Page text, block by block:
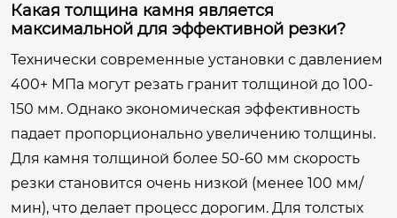
Какая толщина камня является
максимальной для эффективной резки?
Технически современные установки с давлением
400+ МПа могут резать гранит толщиной до 100-
150 мм. Однако экономическая эффективность
падает пропорционально увеличению толщины.
Для камня толщиной более 50-60 мм скорость
резки становится очень низкой (менее 100 мм/
мин), что делает процесс дорогим. Для толстых